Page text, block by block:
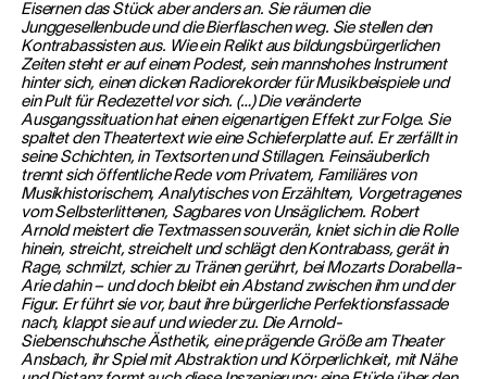
Eisernen das Stück aber anders an. Sie räumen die
Junggesellenbude und die Bierflaschen weg. Sie stellen den
Kontrabassisten aus. Wie ein Relikt aus bildungsbürgerlichen
Zeiten steht er auf einem Podest, sein mannshohes Instrument
hinter sich, einen dicken Radiorekorder für Musikbeispiele und
ein Pult für Redezettel vor sich. (…) Die veränderte
Ausgangssituation hat einen eigenartigen Effekt zur Folge. Sie
spaltet den Theatertext wie eine Schieferplatte auf. Er zerfällt in
seine Schichten, in Textsorten und Stillagen. Feinsäuberlich
trennt sich öffentliche Rede vom Privatem, Familiäres von
Musikhistorischem, Analytisches von Erzähltem, Vorgetragenes
vom Selbsterlittenen, Sagbares von Unsäglichem. Robert
Arnold meistert die Textmassen souverän, kniet sich in die Rolle
hinein, streicht, streichelt und schlägt den Kontrabass, gerät in
Rage, schmilzt, schier zu Tränen gerührt, bei Mozarts Dorabella-
Arie dahin – und doch bleibt ein Abstand zwischen ihm und der
Figur. Er führt sie vor, baut ihre bürgerliche Perfektionsfassade
nach, klappt sie auf und wieder zu. Die Arnold-
Siebenschuhsche Ästhetik, eine prägende Größe am Theater
Ansbach, ihr Spiel mit Abstraktion und Körperlichkeit, mit Nähe